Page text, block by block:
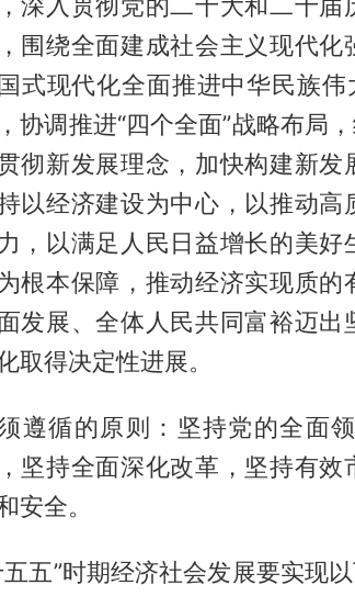
深入贯彻党的二十大和二十
围绕全面建成社会主义现代
式现代化全面推进中华民族
协调推进“四个全面”战略布局
彻新发展理念，加快构建新发
以经济建设为中心，以推动
，以满足人民日益增长的美
根本保障，推动经济实现质
发展、全体人民共同富裕迈
取得决定性进展。
遵循的原则：坚持党的全面
坚持全面深化改革，坚持有
安全。
五五”时期经济社会发展要实现